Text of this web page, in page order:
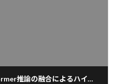
"レイトレーシングとTransformer推論の融合によるハイブリッド型確率的電波マップ構築", 電子情報通信学会NS研究会, 鹿児島